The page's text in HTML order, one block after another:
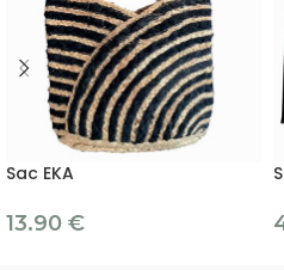
Sac EKA
13.90 €